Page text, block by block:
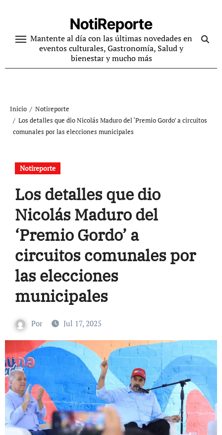
contenido
NotiReporte
Mantente al día con las últimas novedades en
eventos culturales, Gastronomía, Salud y
bienestar y mucho más
Inicio
Notireporte
Los detalles que dio Nicolás Maduro del ‘Premio Gordo’ a circuitos
comunales por las elecciones municipales
Notireporte
Los detalles que dio
Nicolás Maduro del
‘Premio Gordo’ a
circuitos comunales por
las elecciones
municipales
Por Jul 17, 2025